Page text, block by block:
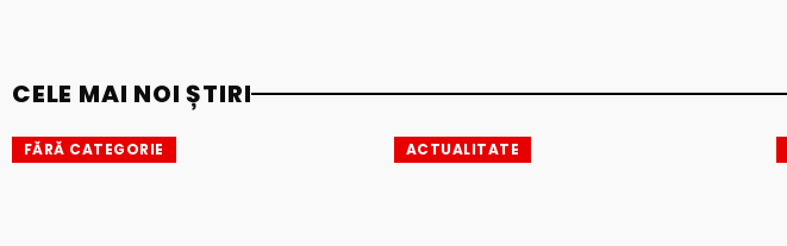
CELE MAI NOI ȘTIRI
FĂRĂ CATEGORIE ACTUALITATE